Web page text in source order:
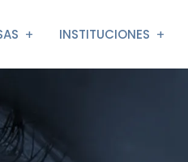
INSTITUCIONES